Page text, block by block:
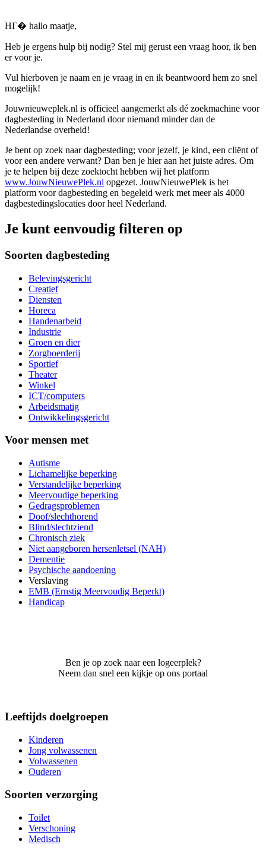
HГ� hallo maatje,
Heb je ergens hulp bij nodig? Stel mij gerust een vraag hoor, ik ben
er voor je.
Vul hierboven je naam en je vraag in en ik beantwoord hem zo snel
mogelijk!
Jouwnieuweplek.nl is officieel aangemerkt als dé zoekmachine voor
dagbesteding in Nederland door niemand minder dan de
Nederlandse overheid!
Je bent op zoek naar dagbesteding; voor jezelf, je kind, een cliënt of
voor een andere verwant? Dan ben je hier aan het juiste adres. Om
je te helpen bij deze zoektocht hebben wij het platform
www.JouwNieuwePlek.nl opgezet. JouwNieuwePlek is het
platform voor dagbesteding en begeleid werk met meer als 4000
dagbestedingslocaties door heel Nederland.
Je kunt eenvoudig filteren op
Soorten dagbesteding
Belevingsgericht
Creatief
Diensten
Horeca
Handenarbeid
Industrie
Groen en dier
Zorgboerderij
Sportief
Theater
Winkel
ICT/computers
Arbeidsmatig
Ontwikkelingsgericht
Voor mensen met
Autisme
Lichamelijke beperking
Verstandelijke beperking
Meervoudige beperking
Gedragsproblemen
Doof/slechthorend
Blind/slechtziend
Chronisch ziek
Niet aangeboren hersenletsel (NAH)
Dementie
Psychische aandoening
Verslaving
EMB (Ernstig Meervoudig Beperkt)
Handicap
Ben je op zoek naar een logeerplek?
Neem dan snel een kijkje op ons portaal
Leeftijds doelgroepen
Kinderen
Jong volwassenen
Volwassenen
Ouderen
Soorten verzorging
Toilet
Verschoning
Medisch